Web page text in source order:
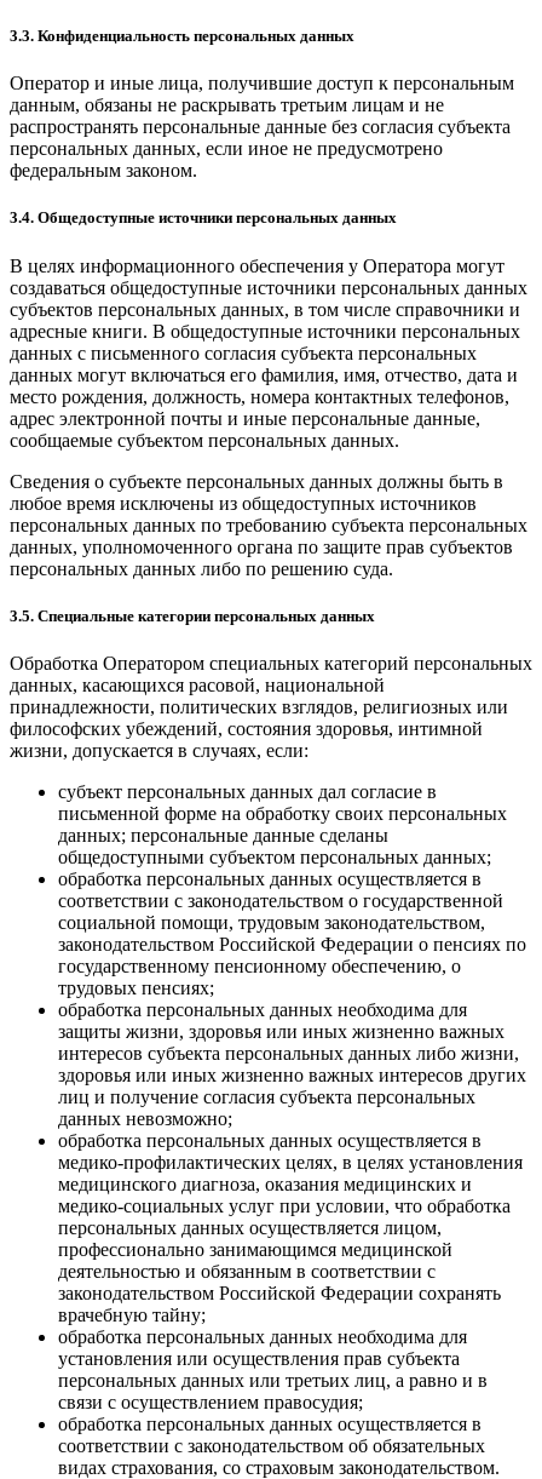
3.3. Конфиденциальность персональных данных
Оператор и иные лица, получившие доступ к персональным
данным, обязаны не раскрывать третьим лицам и не
распространять персональные данные без согласия субъекта
персональных данных, если иное не предусмотрено
федеральным законом.
3.4. Общедоступные источники персональных данных
В целях информационного обеспечения у Оператора могут
создаваться общедоступные источники персональных данных
субъектов персональных данных, в том числе справочники и
адресные книги. В общедоступные источники персональных
данных с письменного согласия субъекта персональных
данных могут включаться его фамилия, имя, отчество, дата и
место рождения, должность, номера контактных телефонов,
адрес электронной почты и иные персональные данные,
сообщаемые субъектом персональных данных.
Сведения о субъекте персональных данных должны быть в
любое время исключены из общедоступных источников
персональных данных по требованию субъекта персональных
данных, уполномоченного органа по защите прав субъектов
персональных данных либо по решению суда.
3.5. Специальные категории персональных данных
Обработка Оператором специальных категорий персональных
данных, касающихся расовой, национальной
принадлежности, политических взглядов, религиозных или
философских убеждений, состояния здоровья, интимной
жизни, допускается в случаях, если:
субъект персональных данных дал согласие в
письменной форме на обработку своих персональных
данных; персональные данные сделаны
общедоступными субъектом персональных данных;
обработка персональных данных осуществляется в
соответствии с законодательством о государственной
социальной помощи, трудовым законодательством,
законодательством Российской Федерации о пенсиях по
государственному пенсионному обеспечению, о
трудовых пенсиях;
обработка персональных данных необходима для
защиты жизни, здоровья или иных жизненно важных
интересов субъекта персональных данных либо жизни,
здоровья или иных жизненно важных интересов других
лиц и получение согласия субъекта персональных
данных невозможно;
обработка персональных данных осуществляется в
медико-профилактических целях, в целях установления
медицинского диагноза, оказания медицинских и
медико-социальных услуг при условии, что обработка
персональных данных осуществляется лицом,
профессионально занимающимся медицинской
деятельностью и обязанным в соответствии с
законодательством Российской Федерации сохранять
врачебную тайну;
обработка персональных данных необходима для
установления или осуществления прав субъекта
персональных данных или третьих лиц, а равно и в
связи с осуществлением правосудия;
обработка персональных данных осуществляется в
соответствии с законодательством об обязательных
видах страхования, со страховым законодательством.